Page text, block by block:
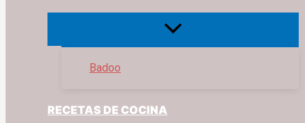
Badoo
RECETAS DE COCINA